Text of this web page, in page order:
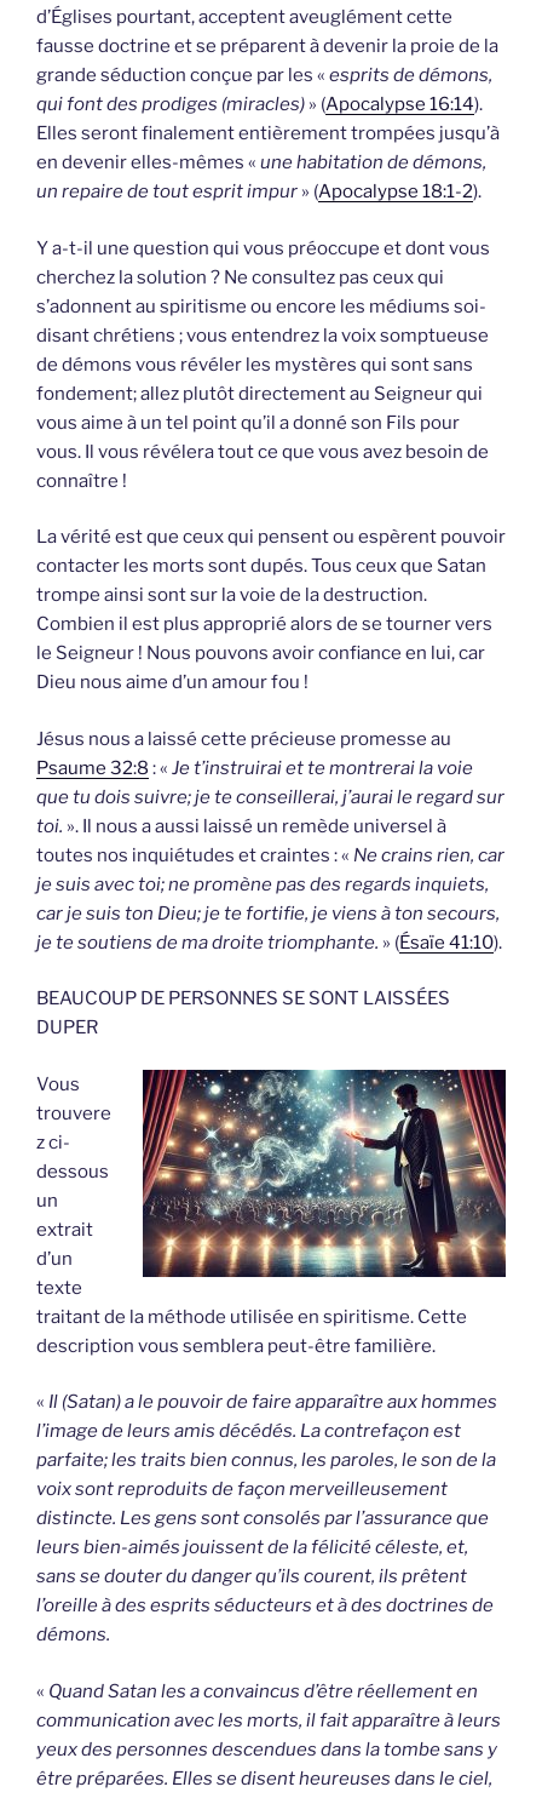
d’Églises pourtant, acceptent aveuglément cette
fausse doctrine et se préparent à devenir la proie de la
grande séduction conçue par les « esprits de démons,
qui font des prodiges (miracles) » (Apocalypse 16:14).
Elles seront finalement entièrement trompées jusqu’à
en devenir elles-mêmes « une habitation de démons,
un repaire de tout esprit impur » (Apocalypse 18:1-2).
Y a-t-il une question qui vous préoccupe et dont vous
cherchez la solution ? Ne consultez pas ceux qui
s’adonnent au spiritisme ou encore les médiums soi-
disant chrétiens ; vous entendrez la voix somptueuse
de démons vous révéler les mystères qui sont sans
fondement; allez plutôt directement au Seigneur qui
vous aime à un tel point qu’il a donné son Fils pour
vous. Il vous révélera tout ce que vous avez besoin de
connaître !
La vérité est que ceux qui pensent ou espèrent pouvoir
contacter les morts sont dupés. Tous ceux que Satan
trompe ainsi sont sur la voie de la destruction.
Combien il est plus approprié alors de se tourner vers
le Seigneur ! Nous pouvons avoir confiance en lui, car
Dieu nous aime d’un amour fou !
Jésus nous a laissé cette précieuse promesse au
Psaume 32:8: « Je t’instruirai et te montrerai la voie
que tu dois suivre; je te conseillerai, j’aurai le regard sur
toi. ». Il nous a aussi laissé un remède universel à
toutes nos inquiétudes et craintes : « Ne crains rien, car
je suis avec toi; ne promène pas des regards inquiets,
car je suis ton Dieu; je te fortifie, je viens à ton secours,
je te soutiens de ma droite triomphante. » (Ésaïe 41:10).
BEAUCOUP DE PERSONNES SE SONT LAISSÉES
DUPER
Vous
trouvere
z ci-
dessous
un
extrait
d’un
texte
traitant de la méthode utilisée en spiritisme. Cette
description vous semblera peut-être familière.
« Il (Satan) a le pouvoir de faire apparaître aux hommes
l’image de leurs amis décédés. La contrefaçon est
parfaite; les traits bien connus, les paroles, le son de la
voix sont reproduits de façon merveilleusement
distincte. Les gens sont consolés par l’assurance que
leurs bien-aimés jouissent de la félicité céleste, et,
sans se douter du danger qu’ils courent, ils prêtent
l’oreille à des esprits séducteurs et à des doctrines de
démons.
« Quand Satan les a convaincus d’être réellement en
communication avec les morts, il fait apparaître à leurs
yeux des personnes descendues dans la tombe sans y
être préparées. Elles se disent heureuses dans le ciel,